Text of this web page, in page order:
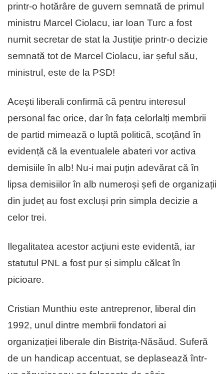
printr-o hotărâre de guvern semnată de primul
ministru Marcel Ciolacu, iar Ioan Turc a fost
numit secretar de stat la Justiție printr-o decizie
semnată tot de Marcel Ciolacu, iar șeful său,
ministrul, este de la PSD!
Acești liberali confirmă că pentru interesul
personal fac orice, dar în fața celorlalți membrii
de partid mimează o luptă politică, scoțând în
evidență că la eventualele abateri vor activa
demisiile în alb! Nu-i mai puțin adevărat că în
lipsa demisiilor în alb numeroși șefi de organizații
din județ au fost excluși prin simpla decizie a
celor trei.
Ilegalitatea acestor acțiuni este evidentă, iar
statutul PNL a fost pur și simplu călcat în
picioare.
Cristian Munthiu este antreprenor, liberal din
1992, unul dintre membrii fondatori ai
organizației liberale din Bistrița-Năsăud. Suferă
de un handicap accentuat, se deplasează într-